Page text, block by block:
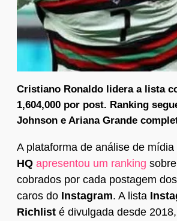
Cristiano Ronaldo lidera a lista
1,604,000 por post. Ranking
Johnson e Ariana Grande
A plataforma de análise de mídia
HQ apresentou um ranking
cobrados por cada postagem
caros do Instagram. A lista
Richlist é divulgada desde